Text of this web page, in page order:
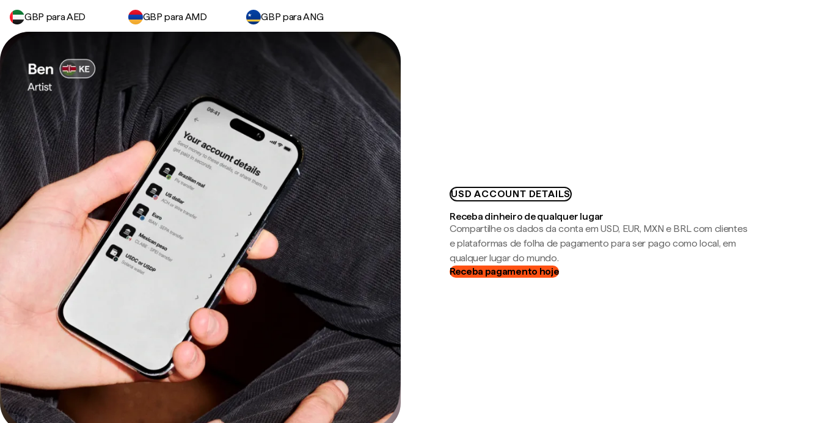
GBP para AED GBP para AMD GBP para ANG
USD ACCOUNT DETAILS
Receba dinheiro de qualquer lugar
Compartilhe os dados da conta em USD, EUR, MXN e BRL com clientes
e plataformas de folha de pagamento para ser pago como local, em
qualquer lugar do mundo.
Receba pagamento hoje